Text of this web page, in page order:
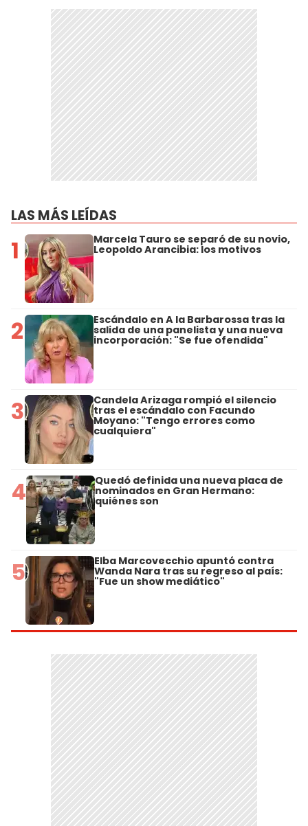
LAS MÁS LEÍDAS
1 Marcela Tauro se separó de su novio,
Leopoldo Arancibia: los motivos
2 Escándalo en A la Barbarossa tras la
salida de una panelista y una nueva
incorporación: "Se fue ofendida"
3 Candela Arizaga rompió el silencio
tras el escándalo con Facundo
Moyano: "Tengo errores como
cualquiera"
4 Quedó definida una nueva placa de
nominados en Gran Hermano:
quiénes son
5 Elba Marcovecchio apuntó contra
Wanda Nara tras su regreso al país:
"Fue un show mediático"